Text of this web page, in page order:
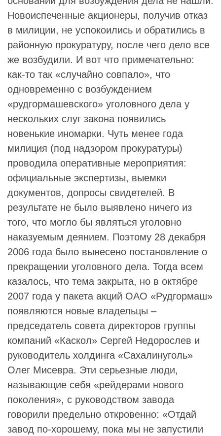
Новоиспеченные акционеры, получив отказ
в милиции, не успокоились и обратились в
районную прокуратуру, после чего дело все
же возбудили. И вот что примечательно:
как-то так «случайно совпало», что
одновременно с возбуждением
«рудгормашевского» уголовного дела у
нескольких слуг закона появились
новенькие иномарки. Чуть менее года
милиция (под надзором прокуратуры)
проводила оперативные мероприятия:
официальные экспертизы, выемки
документов, допросы свидетелей. В
результате не было выявлено ничего из
того, что могло бы являться уголовно
наказуемым деянием. Поэтому 28 декабря
2006 года было вынесено постановление о
прекращении уголовного дела. Тогда всем
казалось, что тема закрыта, но в октябре
2007 года у пакета акций ОАО «Рудгормаш»
появляются новые владельцы –
председатель совета директоров группы
компаний «Каскол» Сергей Недорослев и
руководитель холдинга «Сахалинуголь»
Олег Мисевра. Эти серьезные люди,
называющие себя «рейдерами нового
поколения», с руководством завода
говорили предельно откровенно: «Отдай
завод по-хорошему, пока мы не запустили